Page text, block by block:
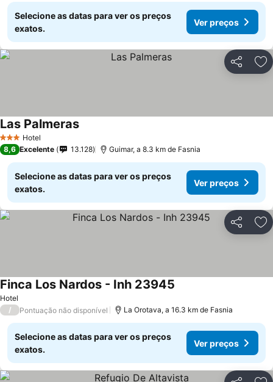
Selecione as datas para ver os preços
exatos.
Ver preços
Partilhar
3 EstrelasHotel
Las Palmeras
8,6 Excelente 13.128 Guimar, a 8.3 km de Fasnia
Selecione as datas para ver os preços
exatos.
Ver preços
Partilhar
Hotel
Finca Los Nardos - Inh 23945
/ Pontuação não disponível La Orotava, a 16.3 km de Fasnia
Selecione as datas para ver os preços
exatos.
Ver preços